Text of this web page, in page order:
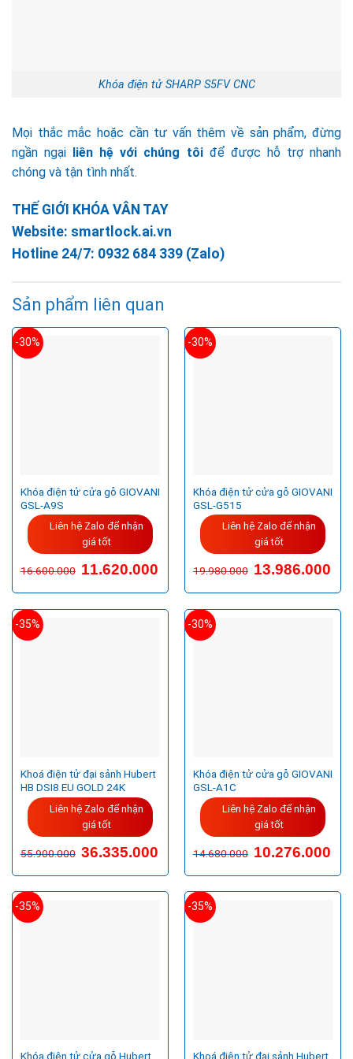
Khóa điện tử SHARP S5FV CNC
Mọi thắc mắc hoặc cần tư vấn thêm về sản phẩm, đừng
ngần ngại
liên hệ với chúng tôiđể được hỗ trợ nhanh
chóng và tận tình nhất.
THẾ GIỚI KHÓA VÂN TAY
Website: smartlock.ai.vn
Hotline 24/7: 0932 684 339 (Zalo)
Sản phẩm liên quan
-30%
Khóa điện tử cửa gỗ GIOVANI
GSL-A9S
Liên hệ Zalo để nhận
giá tốt
16.600.000 Giá
gốc
16.600.000VND.
11.620.000Giá
hiện
tại
là:
11.620.000VND.
-30%
Khóa điện tử cửa gỗ GIOVANI
GSL-G515
Liên hệ Zalo để nhận
giá tốt
19.980.000 13.986.000
-35%
Khoá điện tử đại sảnh Hubert
HB DSI8 EU GOLD 24K
Liên hệ Zalo để nhận
giá tốt
55.900.000 Giá
gốc
55.900.000VND.
36.335.000Giá
hiện
là:
36.335.000VND.
-30%
Khóa điện tử cửa gỗ GIOVANI
GSL-A1C
Liên hệ Zalo để nhận
giá tốt
14.680.000 10.276.000
-35%
Khóa điện tử cửa gỗ Hubert
-35%
Khoá điện tử đại sảnh Hubert